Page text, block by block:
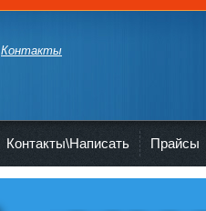
Контакты
Контакты\Написать Прайсы